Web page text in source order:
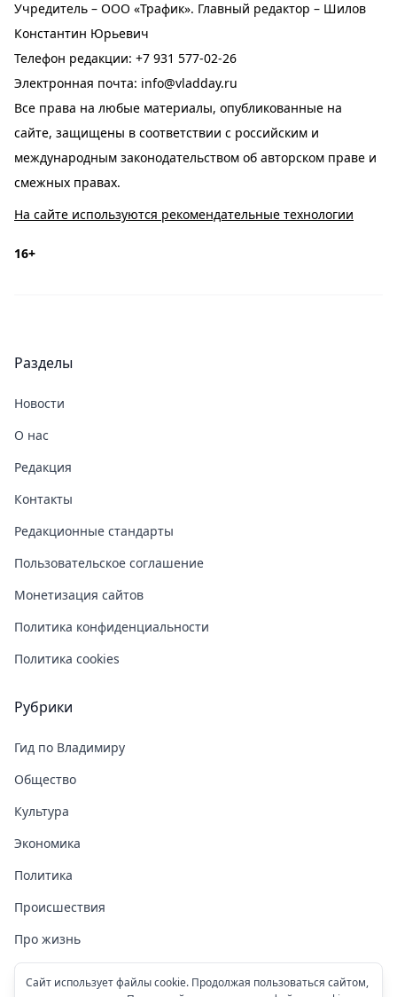
Учредитель – ООО «Трафик». Главный редактор – Шилов
Константин Юрьевич
Телефон редакции: +7 931 577-02-26
Электронная почта: info@vladday.ru
Все права на любые материалы, опубликованные на
сайте, защищены в соответствии с российским и
международным законодательством об авторском праве и
смежных правах.
На сайте используются рекомендательные технологии
16+
Разделы
Новости
О нас
Редакция
Контакты
Редакционные стандарты
Пользовательское соглашение
Монетизация сайтов
Политика конфиденциальности
Политика cookies
Рубрики
Гид по Владимиру
Общество
Культура
Экономика
Политика
Происшествия
Про жизнь
Здоровье
Сайт использует файлы cookie. Продолжая пользоваться сайтом,